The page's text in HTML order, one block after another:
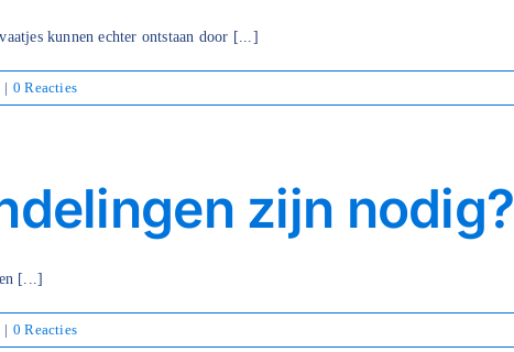
kunnen echter ontstaan door [...]
| 0 Reacties
zijn nodig?
[...]
| 0 Reacties